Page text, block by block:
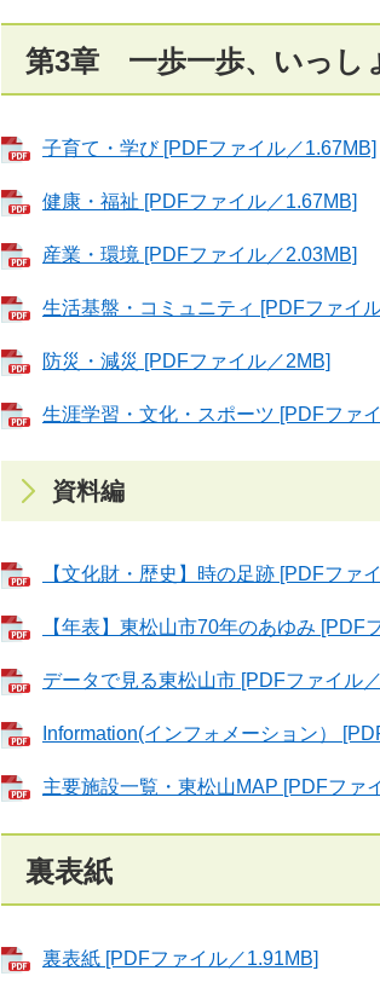
第3章 一歩一歩、いっし
子育て・学び [PDFファイル／1.67MB]
健康・福祉 [PDFファイル／1.67MB]
産業・環境 [PDFファイル／2.03MB]
生活基盤・コミュニティ [PDFファイ
防災・減災 [PDFファイル／2MB]
生涯学習・文化・スポーツ [PDFファ
資料編
【文化財・歴史】時の足跡 [PDFファ
【年表】東松山市70年のあゆみ [PDF
データで見る東松山市 [PDFファイル
Information(インフォメーション）
主要施設一覧・東松山MAP [PDFファ
裏表紙
裏表紙 [PDFファイル／1.91MB]